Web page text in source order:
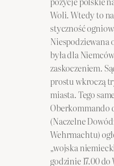
Woli. Wtedy to
styczność
Niespodziewana
była dla
zaskoczeniem.
prostu wkroczą
miasta. Tego
Oberkommando
(Naczelne
Wehrmachtu)
„wojska
godzinie 17.00 do